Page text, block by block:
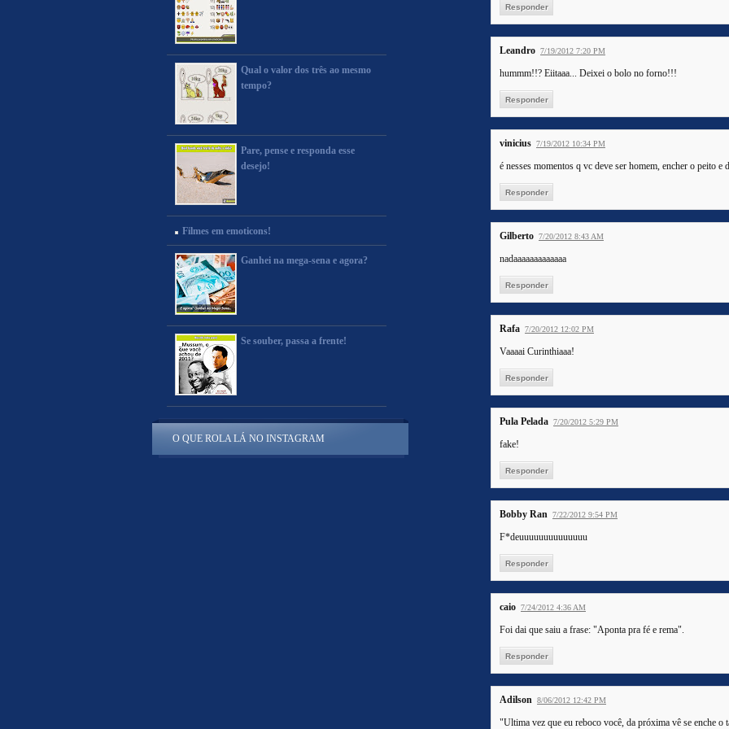
Responder
Leandro 7/19/2012 7:20 PM
hummm!!? Eiitaaa... Deixei o bolo no forno!!!
Responder
vinicius 7/19/2012 10:34 PM
é nesses momentos q vc deve ser homem, encher o peito e
Responder
Gilberto 7/20/2012 8:43 AM
nadaaaaaaaaaaaaa
Responder
Rafa 7/20/2012 12:02 PM
Vaaaai Curinthiaaa!
Responder
Pula Pelada 7/20/2012 5:29 PM
fake!
Responder
Bobby Ran 7/22/2012 9:54 PM
F*deuuuuuuuuuuuuuu
Responder
caio 7/24/2012 4:36 AM
Foi dai que saiu a frase: "Aponta pra fé e rema".
Responder
Adilson 8/06/2012 12:42 PM
"Ultima vez que eu reboco você, da próxima vê se enche o
Qual o valor dos três ao mesmo
tempo?
Pare, pense e responda esse
desejo!
Filmes em emoticons!
Ganhei na mega-sena e agora?
Se souber, passa a frente!
O QUE ROLA LÁ NO INSTAGRAM